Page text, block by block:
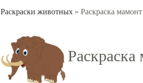
Раскраски животных» Раскраска мамонт